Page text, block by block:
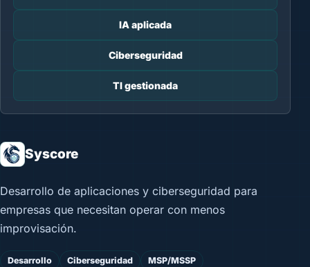
IA aplicada
Ciberseguridad
TI gestionada
Syscore
Desarrollo de aplicaciones y ciberseguridad para
empresas que necesitan operar con menos
improvisación.
Desarrollo Ciberseguridad MSP/MSSP